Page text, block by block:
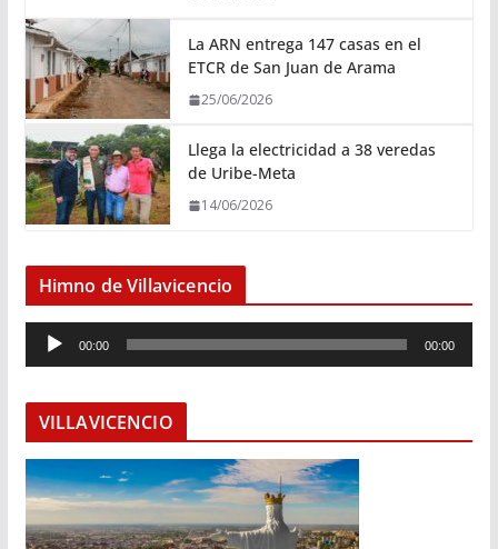
La ARN entrega 147 casas en el
ETCR de San Juan de Arama
25/06/2026
Llega la electricidad a 38 veredas
de Uribe-Meta
14/06/2026
Himno de Villavicencio
e
o
d
u
c
00:00 00:00
VILLAVICENCIO